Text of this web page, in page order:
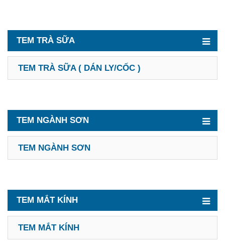
TEM TRÀ SỮA
TEM TRÀ SỮA ( DÁN LY/CỐC )
TEM NGÀNH SƠN
TEM NGÀNH SƠN
TEM MẮT KÍNH
TEM MẮT KÍNH